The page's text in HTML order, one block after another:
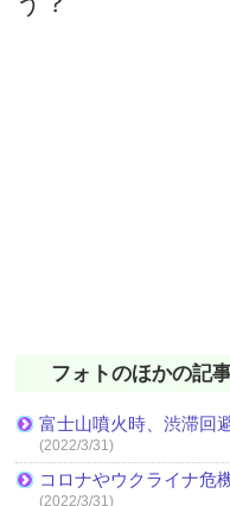
フォトのほかの記
富士山噴火時、渋滞回
(2022/3/31)
コロナやウクライナ危
(2022/3/31)